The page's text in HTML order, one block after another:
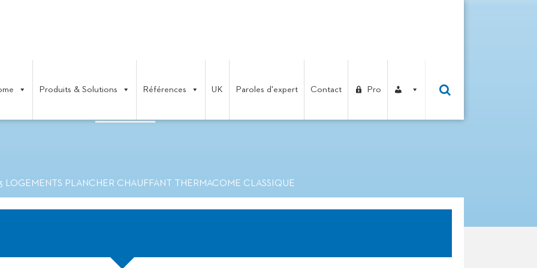
Produits & Solutions Références UK Paroles d'expert Contact Pro
LOGEMENTS PLANCHER CHAUFFANT THERMACOME CLASSIQUE